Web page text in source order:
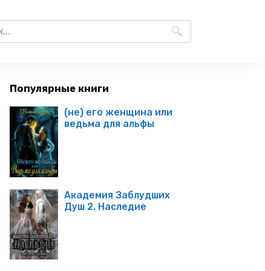
Популярные книги
(не) его женщина или
ведьма для альфы
Академия Заблудших
Душ 2. Наследие